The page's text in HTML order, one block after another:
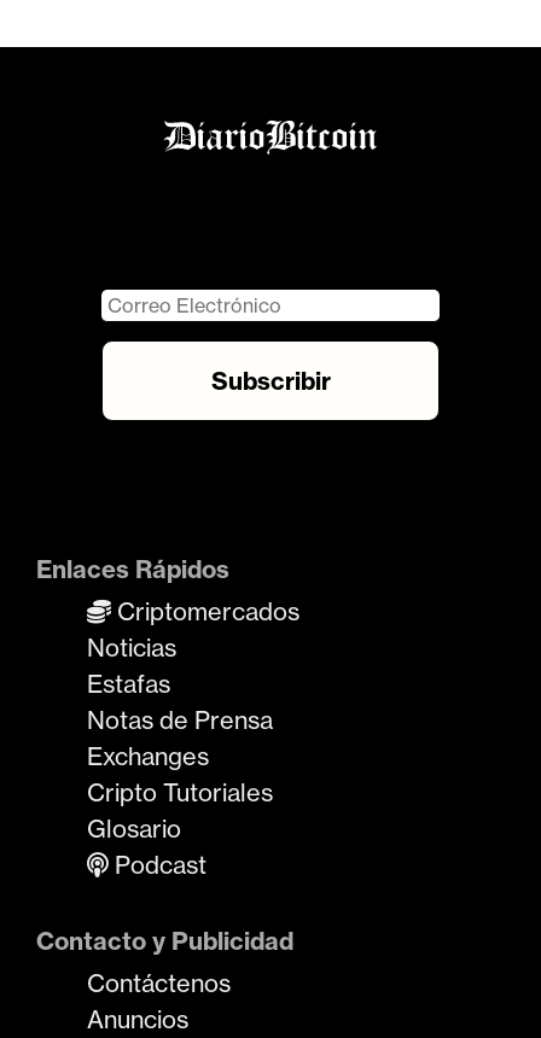
Enlaces Rápidos
Criptomercados
Noticias
Estafas
Notas de Prensa
Exchanges
Cripto Tutoriales
Glosario
Podcast
Contacto y Publicidad
Contáctenos
Anuncios